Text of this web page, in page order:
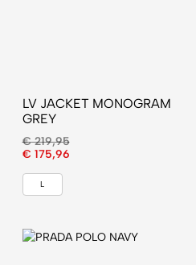
LV JACKET MONOGRAM
GREY
€219,95
€ 175,96
L